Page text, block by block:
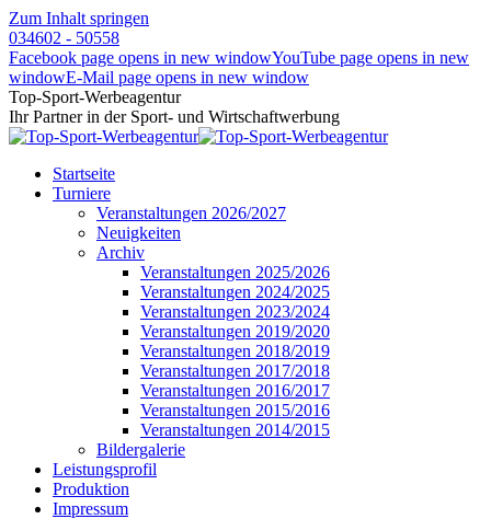
Zum Inhalt springen
034602 - 50558
Facebook page opens in new windowYouTube page opens in new
windowE-Mail page opens in new window
Top-Sport-Werbeagentur
Ihr Partner in der Sport- und Wirtschaftwerbung
Startseite
Turniere
Veranstaltungen 2026/2027
Neuigkeiten
Archiv
Veranstaltungen 2025/2026
Veranstaltungen 2024/2025
Veranstaltungen 2023/2024
Veranstaltungen 2019/2020
Veranstaltungen 2018/2019
Veranstaltungen 2017/2018
Veranstaltungen 2016/2017
Veranstaltungen 2015/2016
Veranstaltungen 2014/2015
Bildergalerie
Leistungsprofil
Produktion
Impressum